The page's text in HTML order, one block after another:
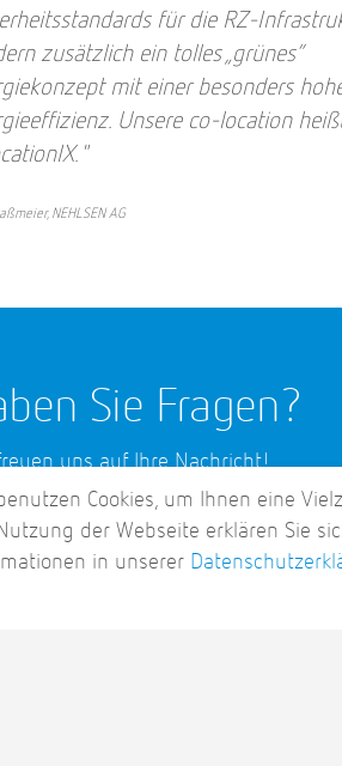
für die RZ-
zusätzlich ein tolles „grünes“
mit einer besonders
Unsere co-location
NEHLSEN AG
Sie Fragen?
uns auf Ihre Nachricht!
Cookies, um Ihnen eine
der Webseite erklären Sie
in unserer